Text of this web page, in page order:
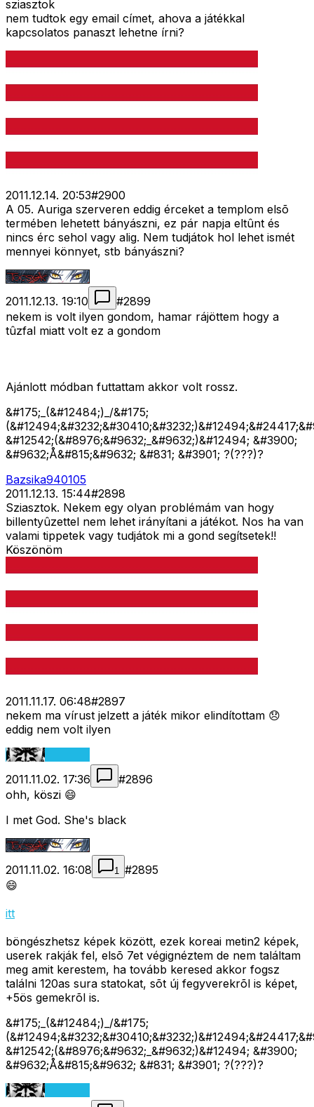
sziasztok
nem tudtok egy email címet, ahova a játékkal
kapcsolatos panaszt lehetne írni?
2011.12.14. 20:53#2900
A 05. Auriga szerveren eddig érceket a templom elsõ
termében lehetett bányászni, ez pár napja eltûnt és
nincs érc sehol vagy alig. Nem tudjátok hol lehet ismét
mennyei könnyet, stb bányászni?
2011.12.13. 19:10 #2899
nekem is volt ilyen gondom, hamar rájöttem hogy a
tûzfal miatt volt ez a gondom
Ajánlott módban futtattam akkor volt rossz.
&#175;_(&#12484;)_/&#175;
&#12542;(&#8976;&#9632;_&#9632;)&#12494; &#3900;
&#9632;Å&#815;&#9632; &#831; &#3901; ?(???)?
Bazsika940105
2011.12.13. 15:44#2898
Sziasztok. Nekem egy olyan problémám van hogy
billentyûzettel nem lehet irányítani a játékot. Nos ha van
valami tippetek vagy tudjátok mi a gond segítsetek!!
Köszönöm
2011.11.17. 06:48#2897
nekem ma vírust jelzett a játék mikor elindítottam 😞
eddig nem volt ilyen
2011.11.02. 17:36 #2896
ohh, köszi 😄
I met God. She's black
2011.11.02. 16:08 1 #2895
😄
itt
böngészhetsz képek között, ezek koreai metin2 képek,
userek rakják fel, elsõ 7et végignéztem de nem találtam
meg amit kerestem, ha tovább keresed akkor fogsz
találni 120as sura statokat, sõt új fegyverekrõl is képet,
+5ös gemekrõl is.
&#175;_(&#12484;)_/&#175;
&#12542;(&#8976;&#9632;_&#9632;)&#12494; &#3900;
&#9632;Å&#815;&#9632; &#831; &#3901; ?(???)?